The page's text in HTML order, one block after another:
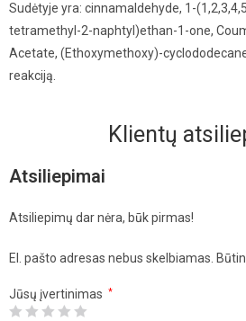
Sudėtyje yra: cinnamaldehyde, 1-
tetramethyl-2-naphtyl)ethan-1-one,
Acetate, (Ethoxymethoxy)-
reakciją.
Klientų
Atsiliepimai
Atsiliepimų dar nėra, būk pirmas!
El. pašto adresas nebus skelbiamas.
Jūsų įvertinimas *